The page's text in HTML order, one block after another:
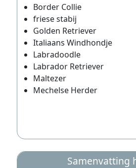
Border Collie
friese stabij
Golden Retriever
Italiaans Windhondje
Labradoodle
Labrador Retriever
Maltezer
Mechelse Herder
Samenvatting